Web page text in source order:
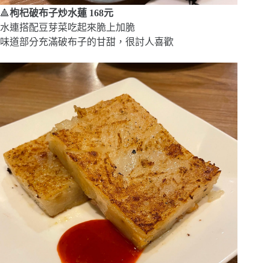
🔺枸杞破布子炒水蓮 168元
水連搭配豆芽菜吃起來脆上加脆
味道部分充滿破布子的甘甜，很討人喜歡